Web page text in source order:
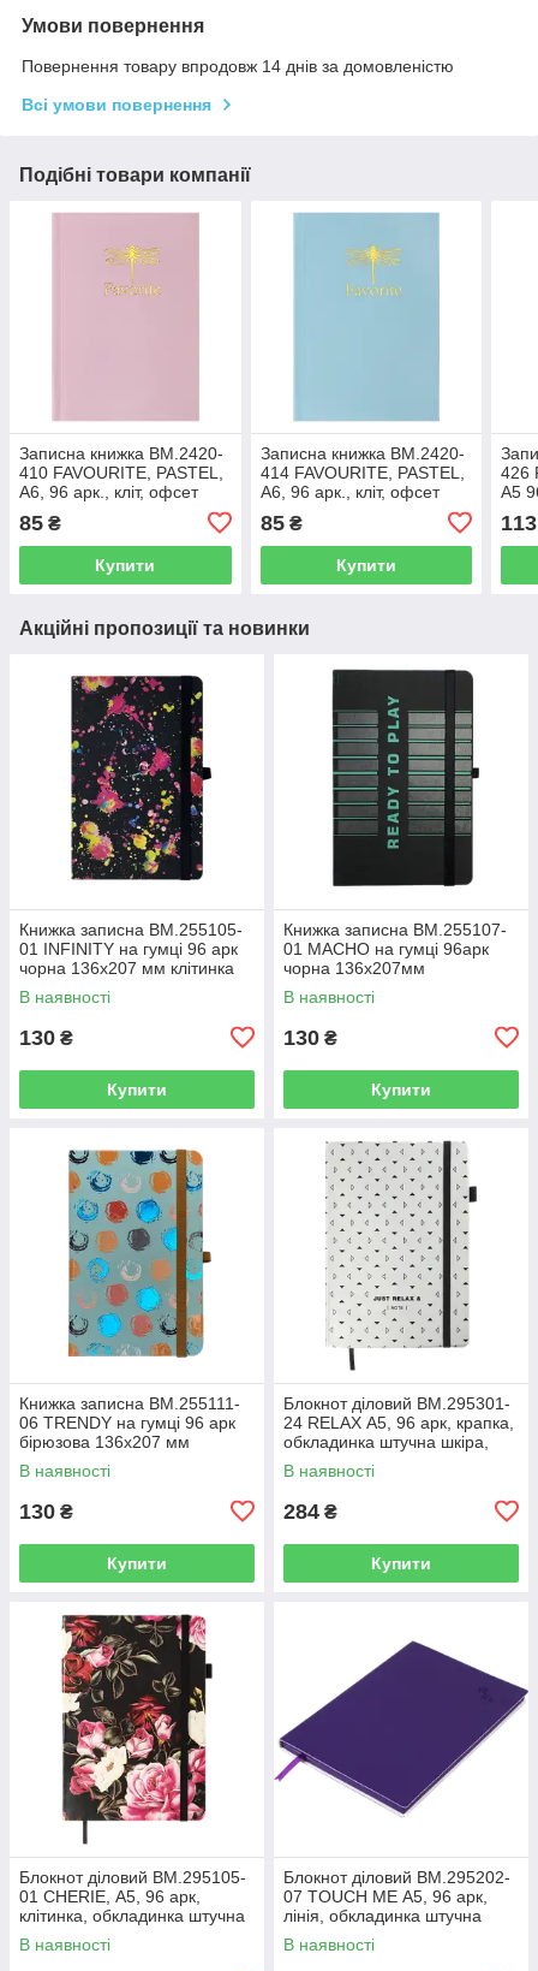
Умови повернення
Повернення товару впродовж 14 днів за домовленістю
Всі умови повернення
Подібні товари компанії
Записна книжка BM.2420-
410 FAVOURITE, PASTEL,
А6, 96 арк., кліт, офсет
крем, тв.лам.обкл,рожева
(20)
85 ₴
Купити
Записна книжка BM.2420-
414 FAVOURITE, PASTEL,
А6, 96 арк., кліт, офсет
тв.лам.обкл,блакитн(20)
85₴
Купити
426
А5
(10)
113
Акційні пропозиції та новинки
Книжка записна BM.255105-
01 INFINITY на гумці 96 арк
чорна 136х207 мм клітинка
(10)
В наявності
130 ₴
Купити
Книжка записна BM.255107-
01 MACHO на гумці 96арк
чорна 136х207мм
кліт,офс.крем.,тв.лам.обк(10)
В наявності
130 ₴
Купити
Книжка записна BM.255111-
06 TRENDY на гумці 96 арк
бірюзова 136х207 мм
клітинка(10)
В наявності
130 ₴
Купити
Блокнот діловий BM.295301-
24 RELAX А5, 96 арк, крапка,
обкладинка штучна шкіра,
срібний (50)
В наявності
284 ₴
Купити
Блокнот діловий BM.295105-
01 CHERIE, А5, 96 арк,
клітинка, обкладинка штучна
шкіра, чорний (50)
В наявності
Блокнот діловий BM.295202-
07 TOUCH ME А5, 96 арк,
лінія, обкладинка штучна
шкіра, фіолетовий (50)
В наявності